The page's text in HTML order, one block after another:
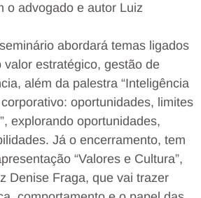
o advogado e autor Luiz
abordará temas ligados
valor estratégico, gestão de
além da palestra “Inteligência
oportunidades, limites
explorando oportunidades,
Já o encerramento, tem
“Valores e Cultura”,
Denise Fraga, que vai trazer